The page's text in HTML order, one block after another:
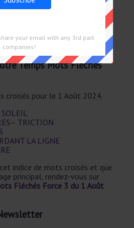
Temps Mots Fléchés
croisés pour le 1 Août 2024.
SOLEIL
TRICTION
LA LIGNE
indice de mots croisés et que
principal, rendez-vous sur
Fléchés Force 3 du 1 Août
your email with any 3rd part
companies!